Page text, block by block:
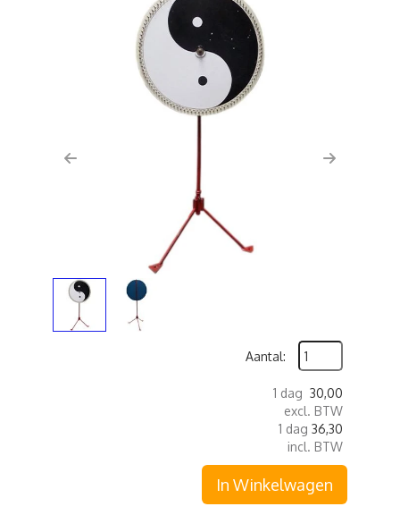
Previous Next
Aantal:
1 dag 30,00
excl. BTW
1 dag 36,30
incl. BTW
In Winkelwagen